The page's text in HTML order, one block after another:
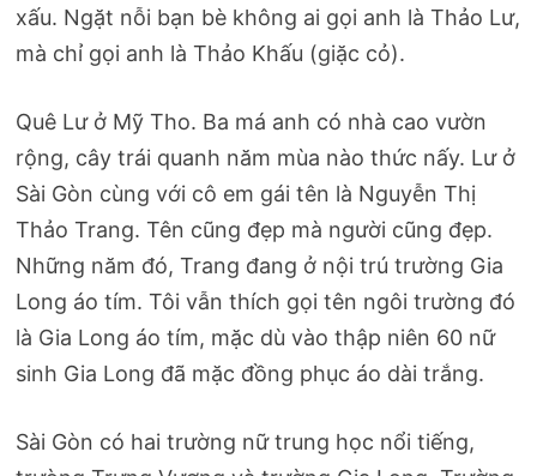
xấu. Ngặt nỗi bạn bè không ai gọi anh là Thảo Lư,
mà chỉ gọi anh là Thảo Khấu (giặc cỏ).
Quê Lư ở Mỹ Tho. Ba má anh có nhà cao vườn
rộng, cây trái quanh năm mùa nào thức nấy. Lư ở
Sài Gòn cùng với cô em gái tên là Nguyễn Thị
Thảo Trang. Tên cũng đẹp mà người cũng đẹp.
Những năm đó, Trang đang ở nội trú trường Gia
Long áo tím. Tôi vẫn thích gọi tên ngôi trường đó
là Gia Long áo tím, mặc dù vào thập niên 60 nữ
sinh Gia Long đã mặc đồng phục áo dài trắng.
Sài Gòn có hai trường nữ trung học nổi tiếng,